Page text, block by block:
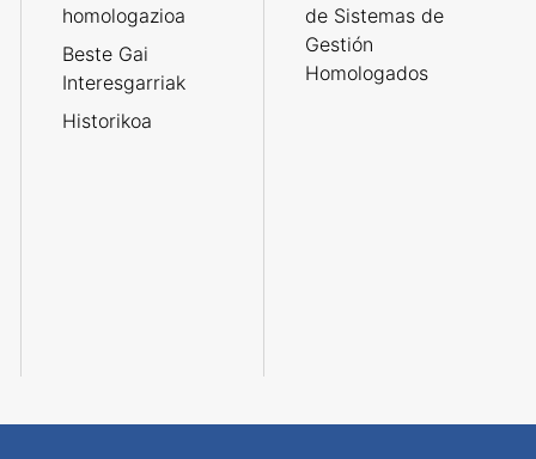
homologazioa
Beste Gai
Interesgarriak
Historikoa
de Sistemas de
Gestión
Homologados